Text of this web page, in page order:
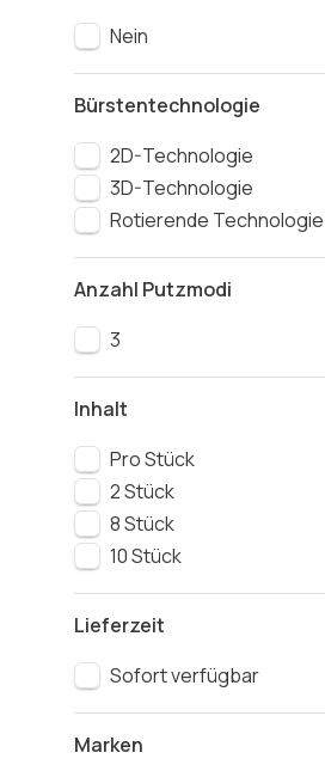
Nein
Bürstentechnologie
2D-Technologie
3D-Technologie
Rotierende Technologie
Anzahl Putzmodi
3
Inhalt
Pro Stück
2 Stück
8 Stück
10 Stück
Lieferzeit
Sofort verfügbar
Marken